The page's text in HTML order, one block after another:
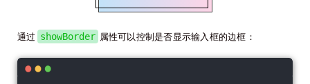
通过 showBorder 属性可以控制是否显示输入框的边框：